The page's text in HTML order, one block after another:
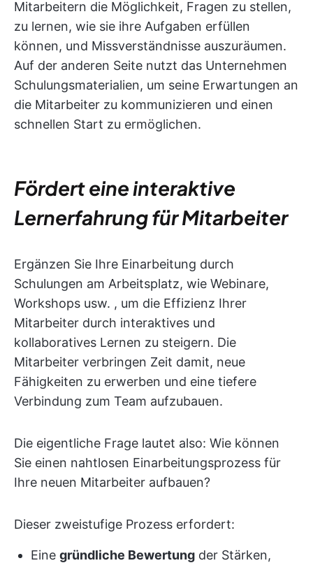
Mitarbeitern die Möglichkeit, Fragen zu stellen,
zu lernen, wie sie ihre Aufgaben erfüllen
können, und Missverständnisse auszuräumen.
Auf der anderen Seite nutzt das Unternehmen
Schulungsmaterialien, um seine Erwartungen an
die Mitarbeiter zu kommunizieren und einen
schnellen Start zu ermöglichen.
Fördert eine interaktive
Lernerfahrung für Mitarbeiter
Ergänzen Sie Ihre Einarbeitung durch
Schulungen am Arbeitsplatz, wie Webinare,
Workshops usw. , um die Effizienz Ihrer
Mitarbeiter durch interaktives und
kollaboratives Lernen zu steigern. Die
Mitarbeiter verbringen Zeit damit, neue
Fähigkeiten zu erwerben und eine tiefere
Verbindung zum Team aufzubauen.
Die eigentliche Frage lautet also: Wie können
Sie einen nahtlosen Einarbeitungsprozess für
Ihre neuen Mitarbeiter aufbauen?
Dieser zweistufige Prozess erfordert:
Eine gründliche Bewertung der Stärken,